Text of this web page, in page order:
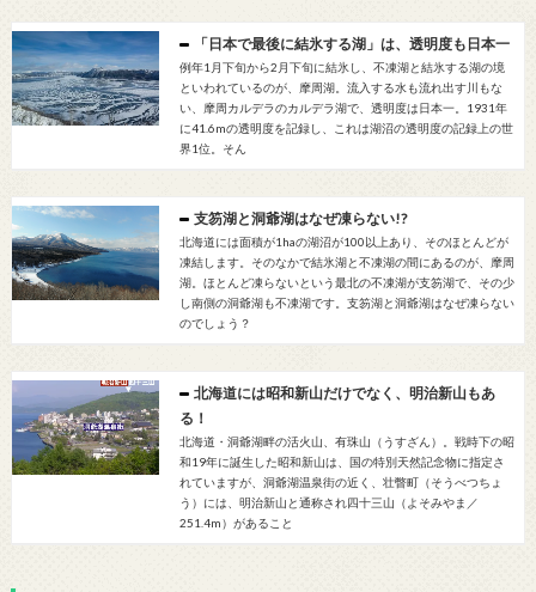
「日本で最後に結氷する湖」は、透明度も日本一
例年1月下旬から2月下旬に結氷し、不凍湖と結氷する湖の境
といわれているのが、摩周湖。流入する水も流れ出す川もな
い、摩周カルデラのカルデラ湖で、透明度は日本一。1931年
に41.6mの透明度を記録し、これは湖沼の透明度の記録上の世
界1位。そん
支笏湖と洞爺湖はなぜ凍らない!?
北海道には面積が1haの湖沼が100以上あり、そのほとんどが
凍結します。そのなかで結氷湖と不凍湖の間にあるのが、摩周
湖。ほとんど凍らないという最北の不凍湖が支笏湖で、その少
し南側の洞爺湖も不凍湖です。支笏湖と洞爺湖はなぜ凍らない
のでしょう？
北海道には昭和新山だけでなく、明治新山もあ
る！
北海道・洞爺湖畔の活火山、有珠山（うすざん）。戦時下の昭
和19年に誕生した昭和新山は、国の特別天然記念物に指定さ
れていますが、洞爺湖温泉街の近く、壮瞥町（そうべつちょ
う）には、明治新山と通称され四十三山（よそみやま／
251.4m）があること